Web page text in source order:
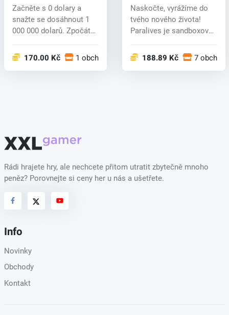
Začněte s 0 dolary a
snažte se dosáhnout 1
000 000 dolarů. Zpočátku
170.00 Kč 1 obchodech
Naskočte, vyrážíme do
tvého nového života!
Paralives je sandboxová
188.89 Kč 7
Rádi hrajete hry, ale nechcete přitom utratit zbytečně mnoho
peněz? Porovnejte si ceny her u nás a ušetřete.
Info
Novinky
Obchody
Kontakt